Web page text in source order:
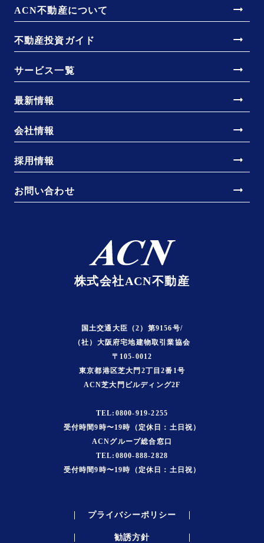
ACN不動産について arrow_right_alt
不動産投資ガイド arrow_right_alt
サービス一覧 arrow_right_alt
最新情報 arrow_right_alt
会社情報 arrow_right_alt
採用情報 arrow_right_alt
お問い合わせ arrow_right_alt
株式会社ACN不動産
国土交通大臣（2）第9156号/
（社）大阪府宅地建物取引業協会
〒105-0012
東京都港区芝大門2丁目2番1号
ACN芝大門ビルディング2F
TEL:0800-919-2255
受付時間9時〜19時（定休日：土日祝）
ACNグループ総合窓口
TEL:0800-888-2828
受付時間9時〜19時（定休日：土日祝）
プライバシーポリシー
勧誘方針